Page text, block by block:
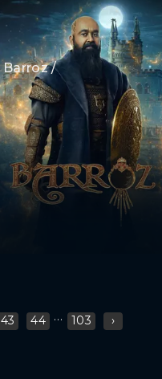
Barroz /
43 44 ... 103 ›